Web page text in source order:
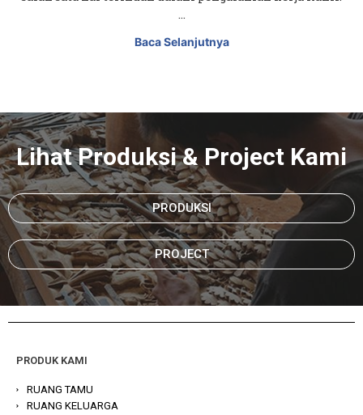
…
Baca Selanjutnya
Lihat Produksi & Project Kami
PRODUKSI
PROJECT
PRODUK KAMI
RUANG TAMU
RUANG KELUARGA